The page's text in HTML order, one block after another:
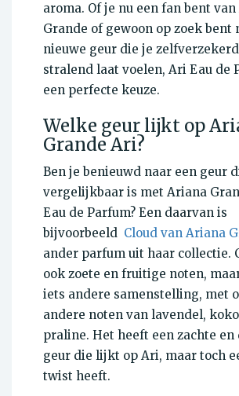
aroma. Of je nu een fan bent
Grande of gewoon op zoek bent
nieuwe geur die je
stralend laat voelen, Ari Eau de
een perfecte keuze.
Welke geur lijkt op
Grande Ari?
Ben je benieuwd naar een geur
vergelijkbaar is met Ariana
Eau de Parfum? Een daarvan is
bijvoorbeeld Cloud van Ariana
ander parfum uit haar collectie.
ook zoete en fruitige noten,
iets andere samenstelling, met
andere noten van lavendel,
praline. Het heeft een zachte
geur die lijkt op Ari, maar toch
twist heeft.